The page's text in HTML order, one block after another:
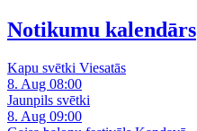
Notikumu kalendārs
Kapu svētki Viesatās
8. Aug 08:00
Jaunpils svētki
8. Aug 09:00